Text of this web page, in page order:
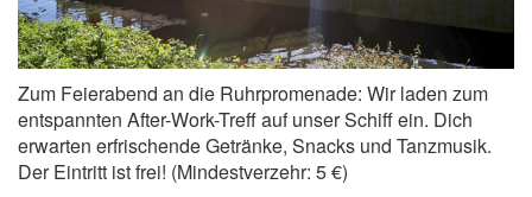
Zum Feierabend an die Ruhrpromenade: Wir laden zum
entspannten After-Work-Treff auf unser Schiff ein. Dich
erwarten erfrischende Getränke, Snacks und Tanzmusik.
Der Eintritt ist frei! (Mindestverzehr: 5 €)